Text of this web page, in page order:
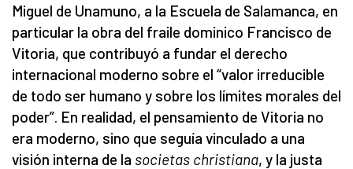
Miguel de Unamuno, a la Escuela de Salamanca, en
particular la obra del fraile dominico Francisco de
Vitoria, que contribuyó a fundar el derecho
internacional moderno sobre el “valor irreducible
de todo ser humano y sobre los límites morales del
poder”. En realidad, el pensamiento de Vitoria no
era moderno, sino que seguía vinculado a una
visión interna de la societas christiana, y la justa